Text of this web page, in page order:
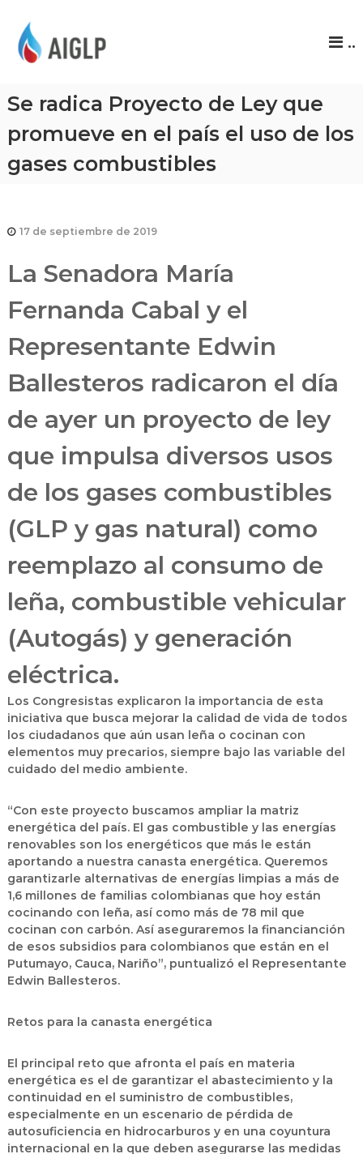
P
..
Se radica Proyecto de Ley que
promueve en el país el uso de los
gases combustibles
17 de septiembre de 2019
La Senadora María
Fernanda Cabal y el
Representante Edwin
Ballesteros radicaron el día
de ayer un proyecto de ley
que impulsa diversos usos
de los gases combustibles
(GLP y gas natural) como
reemplazo al consumo de
leña, combustible vehicular
(Autogás) y generación
eléctrica.
Los Congresistas explicaron la importancia de esta
iniciativa que busca mejorar la calidad de vida de todos
los ciudadanos que aún usan leña o cocinan con
elementos muy precarios, siempre bajo las variable del
cuidado del medio ambiente.
“Con este proyecto buscamos ampliar la matriz
energética del país. El gas combustible y las energías
renovables son los energéticos que más le están
aportando a nuestra canasta energética. Queremos
garantizarle alternativas de energías limpias a más de
1,6 millones de familias colombianas que hoy están
cocinando con leña, así como más de 78 mil que
cocinan con carbón. Así aseguraremos la financianción
de esos subsidios para colombianos que están en el
Putumayo, Cauca, Nariño”, puntualizó el Representante
Edwin Ballesteros.
Retos para la canasta energética
El principal reto que afronta el país en materia
energética es el de garantizar el abastecimiento y la
continuidad en el suministro de combustibles,
especialmente en un escenario de pérdida de
autosuficiencia en hidrocarburos y en una coyuntura
internacional en la que deben asegurarse las medidas